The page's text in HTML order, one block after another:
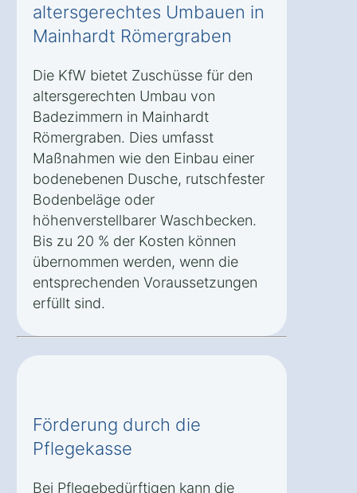
altersgerechtes Umbauen in
Mainhardt Römergraben
Die KfW bietet Zuschüsse für den
altersgerechten Umbau von
Badezimmern in Mainhardt
Römergraben. Dies umfasst
Maßnahmen wie den Einbau einer
bodenebenen Dusche, rutschfester
Bodenbeläge oder
höhenverstellbarer Waschbecken.
Bis zu 20 % der Kosten können
übernommen werden, wenn die
entsprechenden Voraussetzungen
erfüllt sind.
Förderung durch die
Pflegekasse
Bei Pflegebedürftigen kann die